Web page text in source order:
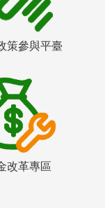
策參與平臺
改革專區